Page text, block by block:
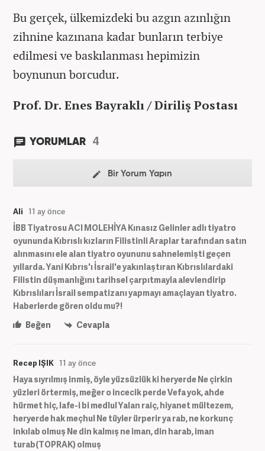
Bu gerçek, ülkemizdeki bu azgın azınlığın
zihnine kazınana kadar bunların terbiye
edilmesi ve baskılanması hepimizin
boynunun borcudur.
Prof. Dr. Enes Bayraklı / Diriliş Postası
YORUMLAR 4
Bir Yorum Yapın
Ali 11 ay önce
İBB Tiyatrosu ACI MOLEHİYA Kınasız Gelinler adlı tiyatro
oyununda Kıbrıslı kızların Filistinli Araplar tarafından satın
alınmasını ele alan tiyatro oyununu sahnelemişti geçen
yıllarda. Yani Kıbrıs'ı İsrail'e yakınlaştıran Kıbrıslılardaki
Filistin düşmanlığını tarihsel çarpıtmayla alevlendirip
Kıbrıslıları İsrail sempatizanı yapmayı amaçlayan tiyatro.
Haberlerde gören oldu mu?!
Beğen
Cevapla
Recep IŞIK 11 ay önce
Haya sıyrılmış inmiş, öyle yüzsüzlük ki heryerde Ne çirkin
yüzleri örtermiş, meğer o incecik perde Vefa yok, ahde
hürmet hiç, lafe-i bi medlul Yalan raiç, hiyanet mültezem,
heryerde hak meçhul Ne tüyler ürperir ya rab, ne korkunç
inkılab olmuş Ne din kalmış ne iman, din harab, iman
turab(TOPRAK) olmuş